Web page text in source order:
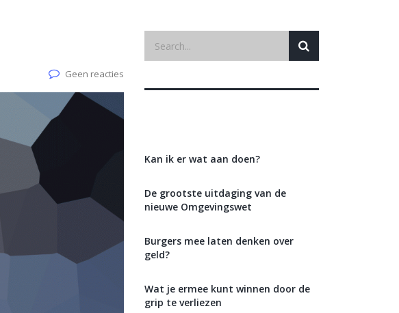
Geen reacties
Kan ik er wat aan doen?
De grootste uitdaging van de
nieuwe Omgevingswet
Burgers mee laten denken over
geld?
Wat je ermee kunt winnen door de
grip te verliezen